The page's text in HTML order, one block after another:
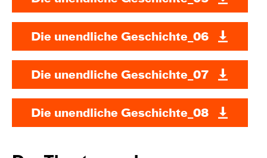
Die unendliche Geschichte_06
Die unendliche Geschichte_07
Die unendliche Geschichte_08